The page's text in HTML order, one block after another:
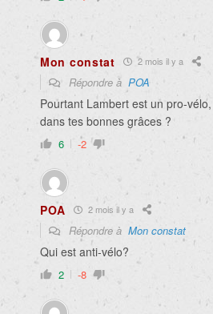
Mon constat 2 mois il y a
Répondre à POA
Pourtant Lambert est un pro-
dans tes bonnes grâces ?
6 -2
POA 2 mois il y a
Répondre à Mon constat
Qui est anti-vélo?
2 -8